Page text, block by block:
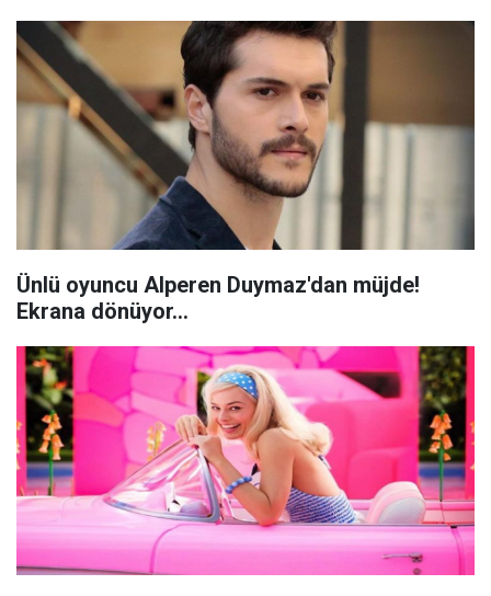
Ünlü oyuncu Alperen Duymaz'dan müjde!
Ekrana dönüyor...